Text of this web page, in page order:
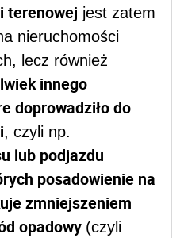
terenowej jest zatem
nieruchomości
lecz również
innego
doprowadziło do
, czyli np.
lub podjazdu
posadowienie na
zmniejszeniem
opadowy (czyli